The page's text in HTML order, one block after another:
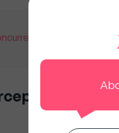
nous oblige à
et une